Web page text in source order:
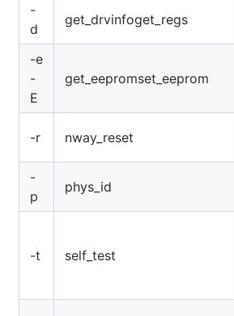
-
d
get_drvinfoget_regs
-e
-
E
get_eepromset_eeprom
-r nway_reset
-
p
phys_id
-t self_test